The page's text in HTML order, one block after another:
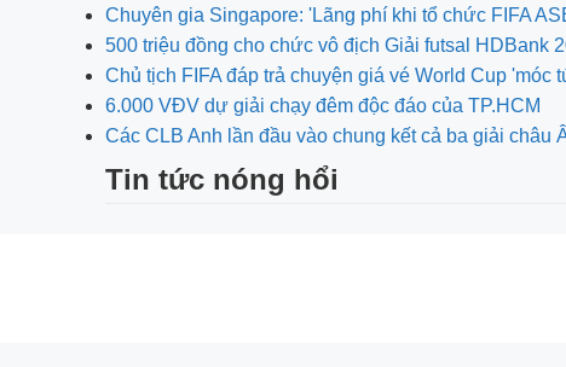
Chuyên gia Singapore: 'Lãng phí khi tổ chức FIFA
500 triệu đồng cho chức vô địch Giải futsal HDBank
Chủ tịch FIFA đáp trả chuyện giá vé World Cup 'móc
6.000 VĐV dự giải chạy đêm độc đáo của TP.HCM
Các CLB Anh lần đầu vào chung kết cả ba giải châu
Tin tức nóng hổi